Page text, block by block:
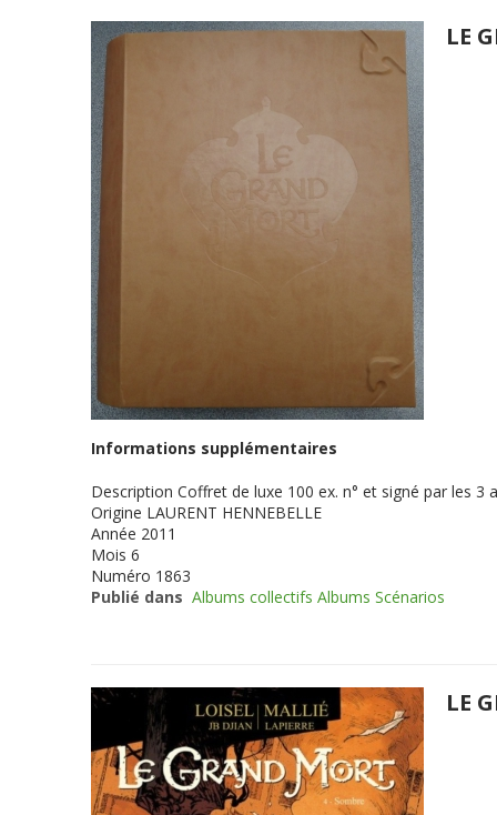
LE
Informations supplémentaires
Description Coffret de luxe 100 ex. n° et signé par les
Origine LAURENT HENNEBELLE
Année 2011
Mois 6
Numéro 1863
Publié dans Albums collectifs Albums Scénarios
LE